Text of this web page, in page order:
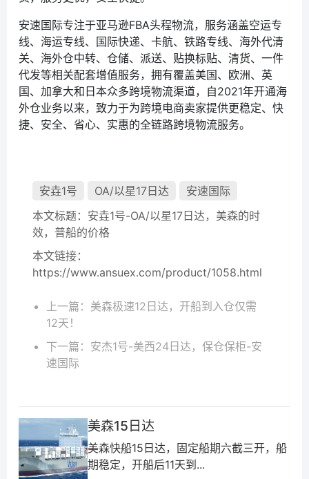
安速国际专注于亚马逊FBA头程物流，服务涵盖空运专
线、海运专线、国际快递、卡航、铁路专线、海外代清
关、海外仓中转、仓储、派送、贴换标贴、清货、一件
代发等相关配套增值服务，拥有覆盖美国、欧洲、英
国、加拿大和日本众多跨境物流渠道，自2021年开通海
外仓业务以来，致力于为跨境电商卖家提供更稳定、快
捷、安全、省心、实惠的全链路跨境物流服务。
安垚1号 OA/以星17日达
安速国际
本文标题： 安垚1号-OA/以星17日达，美森的时
效，普船的价格
本文链接：
https://www.ansuex.com/product/1058.html
上一篇： 美森极速12日达，开船到入仓仅需
12天！
下一篇： 安杰1号-美西24日达，保仓保柜-安
速国际
美森15日达
美森快船15日达，固定船期六截三开，船
期稳定，开船后11天到...